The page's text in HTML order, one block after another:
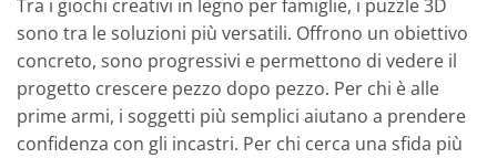
Tra i giochi creativi in legno per famiglie, i puzzle 3D
sono tra le soluzioni più versatili. Offrono un obiettivo
concreto, sono progressivi e permettono di vedere il
progetto crescere pezzo dopo pezzo. Per chi è alle
prime armi, i soggetti più semplici aiutano a prendere
confidenza con gli incastri. Per chi cerca una sfida più